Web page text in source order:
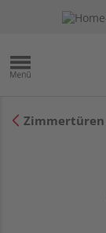
Zimmertüren